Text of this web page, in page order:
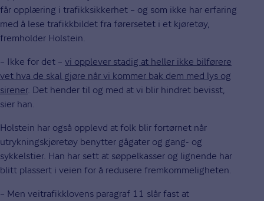
får opplæring i trafikksikkerhet – og som ikke har erfaring
med å lese trafikkbildet fra førersetet i et kjøretøy,
fremholder Holstein.
– Ikke for det – vi opplever stadig at heller ikke bilførere
vet hva de skal gjøre når vi kommer bak dem med lys og
sirener. Det hender til og med at vi blir hindret bevisst,
sier han.
Holstein har også opplevd at folk blir fortørnet når
utrykningskjøretøy benytter gågater og gang- og
sykkelstier. Han har sett at søppelkasser og lignende har
blitt plassert i veien for å redusere fremkommeligheten.
– Men veitrafikklovens paragraf 11 slår fast at